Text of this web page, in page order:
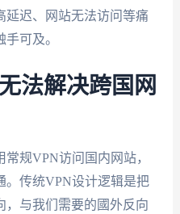
延迟、网站无法访问等痛
可及。
法解决跨国网
规VPN访问国内网站，
。传统VPN设计逻辑是把
，与我们需要的國外反向